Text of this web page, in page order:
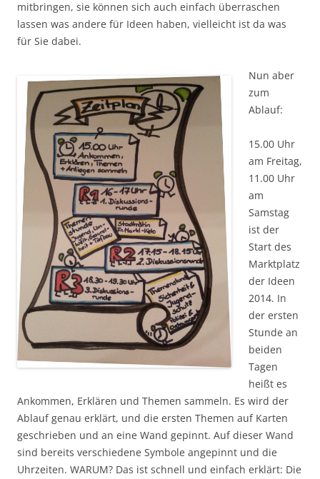
mitbringen, sie können sich auch einfach überraschen
lassen was andere für Ideen haben, vielleicht ist da was
für Sie dabei.
Nun aber
zum
Ablauf:
15.00 Uhr
am Freitag,
11.00 Uhr
am
Samstag
ist der
Start des
Marktplatz
der Ideen
2014. In
der ersten
Stunde an
beiden
Tagen
heißt es
Ankommen, Erklären und Themen sammeln. Es wird der
Ablauf genau erklärt, und die ersten Themen auf Karten
geschrieben und an eine Wand gepinnt. Auf dieser Wand
sind bereits verschiedene Symbole angepinnt und die
Uhrzeiten. WARUM? Das ist schnell und einfach erklärt: Die